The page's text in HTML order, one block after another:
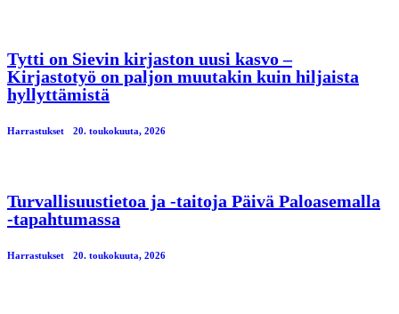
Tytti on Sievin kirjaston uusi kasvo –
Kirjastotyö on paljon muutakin kuin hiljaista
hyllyttämistä
Harrastukset 20. toukokuuta, 2026
Turvallisuustietoa ja -taitoja Päivä Paloasemalla
-tapahtumassa
Harrastukset 20. toukokuuta, 2026